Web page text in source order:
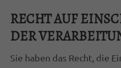
RECHT AUF
DER
Sie haben das Recht, die